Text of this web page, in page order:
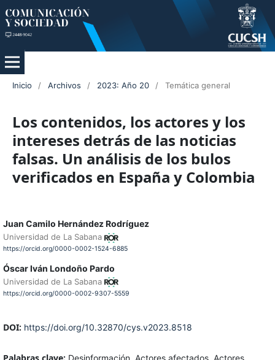
Inicio / Archivos / 2023: Año 20 / Temática general
Los contenidos, los actores y los
intereses detrás de las noticias
falsas. Un análisis de los bulos
verificados en España y Colombia
Juan Camilo Hernández Rodríguez
Universidad de La Sabana
https://orcid.org/0000-0002-1524-6885
Óscar Iván Londoño Pardo
Universidad de La Sabana
https://orcid.org/0000-0002-9307-5559
DOI: https://doi.org/10.32870/cys.v2023.8518
Palabras clave: Desinformación, Actores afectados, Actores